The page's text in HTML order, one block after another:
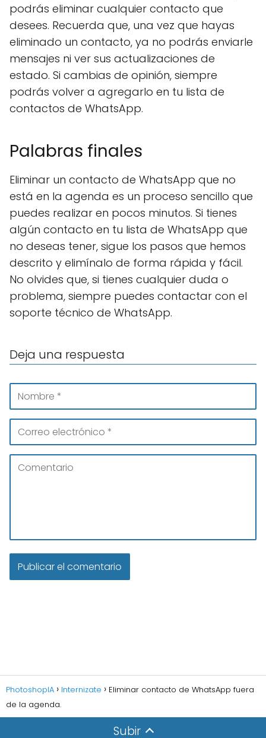
podrás eliminar cualquier contacto que
desees. Recuerda que, una vez que hayas
eliminado un contacto, ya no podrás enviarle
mensajes ni ver sus actualizaciones de
estado. Si cambias de opinión, siempre
podrás volver a agregarlo en tu lista de
contactos de WhatsApp.
Palabras finales
Eliminar un contacto de WhatsApp que no
está en la agenda es un proceso sencillo que
puedes realizar en pocos minutos. Si tienes
algún contacto en tu lista de WhatsApp que
no deseas tener, sigue los pasos que hemos
descrito y elimínalo de forma rápida y fácil.
No olvides que, si tienes cualquier duda o
problema, siempre puedes contactar con el
soporte técnico de WhatsApp.
Deja una respuesta
PhotoshopIA Internizate
Eliminar contacto de WhatsApp fuera
de la agenda.
Subir